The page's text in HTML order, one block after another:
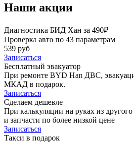
Наши акции
Диагностика БИД Хан за 490₽
Проверка авто по 43 параметрам
539 руб
Записаться
Бесплатный эвакуатор
При ремонте BYD Han ДВС,
МКАД в подарок.
Записаться
Сделаем дешевле
При калькуляции на руках из
и запчасти по более низкой цене
Записаться
Такси в подарок